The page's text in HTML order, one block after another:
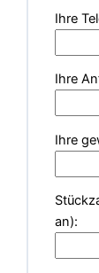
Ihre
Ihre
Ihre
an):